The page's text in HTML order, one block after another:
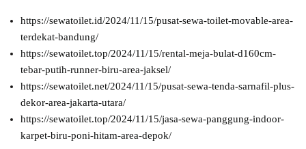
https://sewatoilet.id/2024/11/15/pusat-sewa-toilet-movable-area-
terdekat-bandung/
https://sewatoilet.top/2024/11/15/rental-meja-bulat-d160cm-
tebar-putih-runner-biru-area-jaksel/
https://sewatoilet.net/2024/11/15/pusat-sewa-tenda-sarnafil-plus-
dekor-area-jakarta-utara/
https://sewatoilet.top/2024/11/15/jasa-sewa-panggung-indoor-
karpet-biru-poni-hitam-area-depok/